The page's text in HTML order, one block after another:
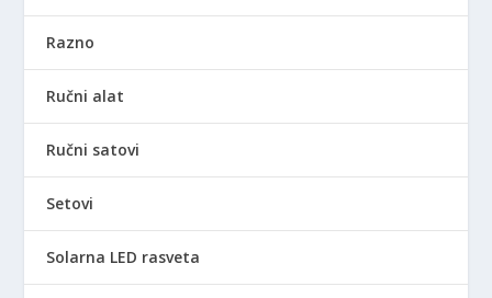
Razno
Ručni alat
Ručni satovi
Setovi
Solarna LED rasveta